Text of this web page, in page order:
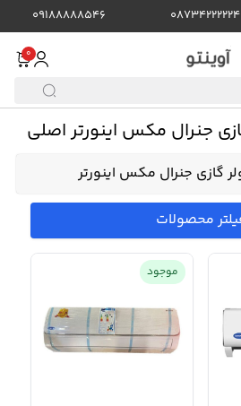
08734222224
09188888546
0
جنرال مکس اینورتر اصلی
گازی جنرال مکس اینورتر
محصولات
موجود